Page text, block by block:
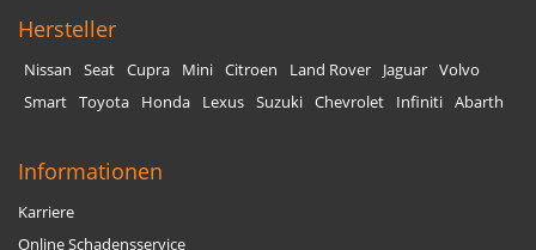
Hersteller
Nissan Seat Cupra Mini Citroen Land Rover Jaguar Volvo
Smart Toyota Honda Lexus Suzuki Chevrolet Infiniti Abarth
Informationen
Karriere
Online Schadensservice